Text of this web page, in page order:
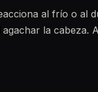
al frío o al
la cabeza.